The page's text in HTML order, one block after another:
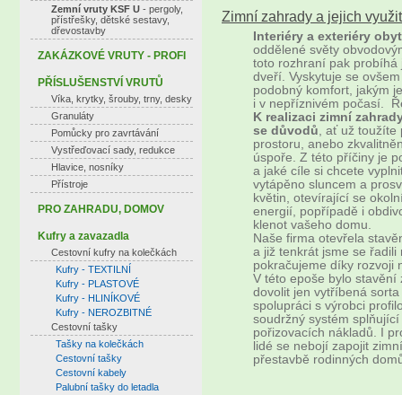
Zimní zahrady a jejich
Interiéry a exteriéry
oddělené světy
toto rozhraní pak probíhá
dveří. Vyskytuje se
podobný komfort, jakým
i v nepříznivém počasí.
K realizaci zimní
se důvodů, ať už toužíte
prostoru, anebo
úspoře. Z této příčiny je
a jaké cíle si chcete
vytápěno sluncem a
květin, otevírající se
energií, popřípadě i
klenot vašeho domu.
Naše firma otevřela
a již tenkrát jsme se
pokračujeme díky rozvoji
V této epoše bylo stavění
dovolit jen vytříbená
spolupráci s výrobci
soudržný systém
pořizovacích nákladů. I
lidé se nebojí zapojit
přestavbě rodinných
Zemní vruty KSF U - pergoly,
přístřešky, dětské sestavy,
dřevostavby
ZAKÁZKOVÉ VRUTY - PROFI
PŘÍSLUŠENSTVÍ VRUTŮ
Víka, krytky, šrouby, trny, desky
Granuláty
Pomůcky pro zavrtávání
Vystřeďovací sady, redukce
Hlavice, nosníky
Přístroje
PRO ZAHRADU, DOMOV
Kufry a zavazadla
Cestovní kufry na kolečkách
Kufry - TEXTILNÍ
Kufry - PLASTOVÉ
Kufry - HLINÍKOVÉ
Kufry - NEROZBITNÉ
Cestovní tašky
Tašky na kolečkách
Cestovní tašky
Cestovní kabely
Palubní tašky do letadla